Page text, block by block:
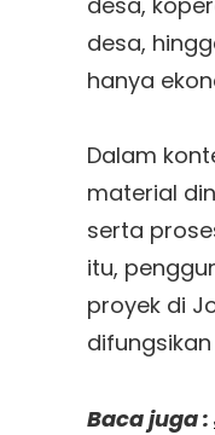
desa,
hanya
Dalam
material
serta
itu,
proyek di
Baca juga :